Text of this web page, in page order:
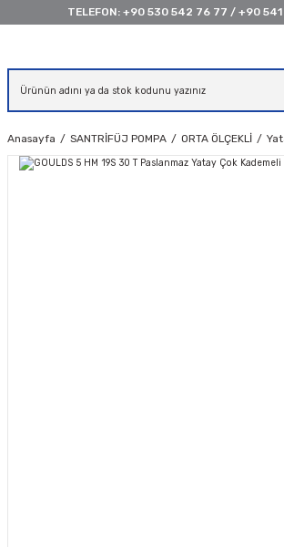
TELEFON: +90 530 542 76 77 / +90
Anasayfa SANTRİFÜJ POMPA ORTA ÖLÇEKLİ